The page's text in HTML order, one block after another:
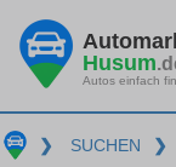
Husum
Autos einfach
❯ SUCHEN ❯